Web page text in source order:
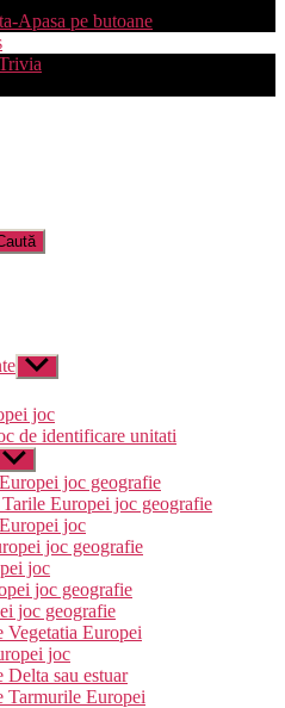
Apasa pe butoane
Arată
submeniul
joc
de identificare unitati
Arată
submeniuljoc geografie
Europei joc geografie
joc
joc geografie
joc
joc geografie
joc geografie
Vegetatia Europei
joc
Delta sau estuar
Tarmurile Europei